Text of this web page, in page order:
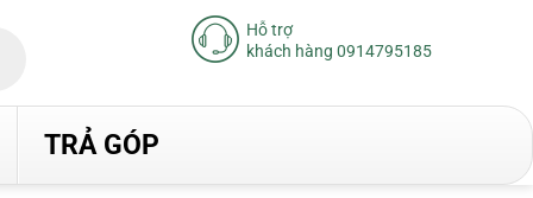
Hỗ trợ
khách hàng 0914795185
TRẢ GÓP